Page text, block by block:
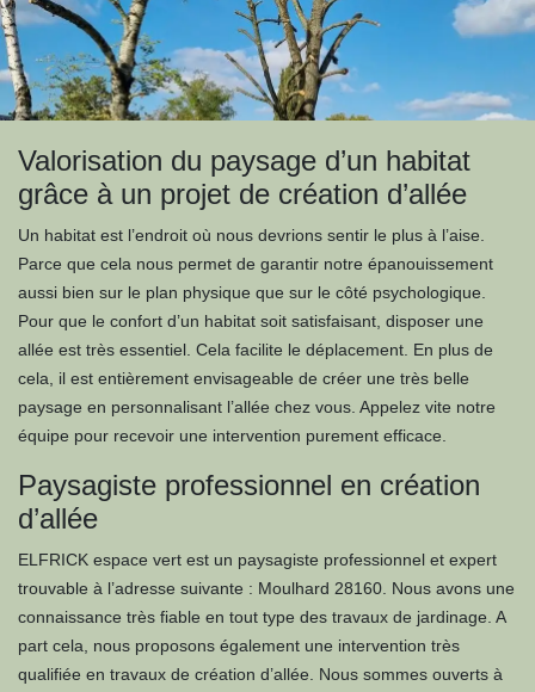
Valorisation du paysage d’un habitat
grâce à un projet de création d’allée
Un habitat est l’endroit où nous devrions sentir le plus à l’aise.
Parce que cela nous permet de garantir notre épanouissement
aussi bien sur le plan physique que sur le côté psychologique.
Pour que le confort d’un habitat soit satisfaisant, disposer une
allée est très essentiel. Cela facilite le déplacement. En plus de
cela, il est entièrement envisageable de créer une très belle
paysage en personnalisant l’allée chez vous. Appelez vite notre
équipe pour recevoir une intervention purement efficace.
Paysagiste professionnel en création
d’allée
ELFRICK espace vert est un paysagiste professionnel et expert
trouvable à l’adresse suivante : Moulhard 28160. Nous avons une
connaissance très fiable en tout type des travaux de jardinage. A
part cela, nous proposons également une intervention très
qualifiée en travaux de création d’allée. Nous sommes ouverts à